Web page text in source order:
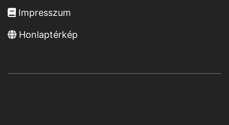
Impresszum
Honlaptérkép